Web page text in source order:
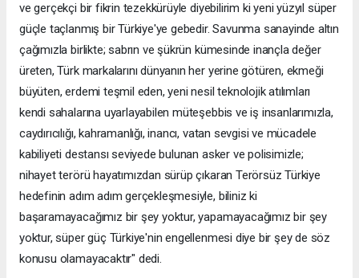
ve gerçekçi bir fikrin tezekkürüyle diyebilirim ki yeni yüzyıl süper
güçle taçlanmış bir Türkiye'ye gebedir. Savunma sanayinde altın
çağımızla birlikte; sabrın ve şükrün kümesinde inançla değer
üreten, Türk markalarını dünyanın her yerine götüren, ekmeği
büyüten, erdemi teşmil eden, yeni nesil teknolojik atılımları
kendi sahalarına uyarlayabilen müteşebbis ve iş insanlarımızla,
caydırıcılığı, kahramanlığı, inancı, vatan sevgisi ve mücadele
kabiliyeti destansı seviyede bulunan asker ve polisimizle;
nihayet terörü hayatımızdan sürüp çıkaran Terörsüz Türkiye
hedefinin adım adım gerçekleşmesiyle, biliniz ki
başaramayacağımız bir şey yoktur, yapamayacağımız bir şey
yoktur, süper güç Türkiye'nin engellenmesi diye bir şey de söz
konusu olamayacaktır" dedi.